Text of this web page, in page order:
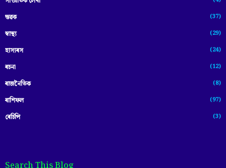
স্তৱক (37)
স্বাস্থ্য (29)
হাস্যৰস (24)
ৰচনা (12)
ৰাজনৈতিক (8)
ৰাশিফল (97)
ৰেচিপি (3)